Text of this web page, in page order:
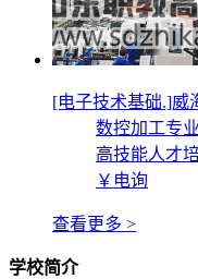
[电子技术基础.]威
数控加工专
高技能人才
￥电询
查看更多 >
学校简介